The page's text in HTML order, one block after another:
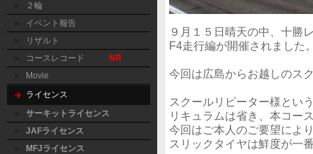
２輪
イベント報告
リザルト
コースレコード
NR
Movie
ライセンス
サーキットライセンス
JAFライセンス
MFJライセンス
９月１５日晴天の中、十
F4走行編が開催されました
今回は広島からお越しのス
スクールリピーター様とい
リキュラムは省き、本コー
今回はご本人のご要望によ
スリックタイヤは鮮度が一